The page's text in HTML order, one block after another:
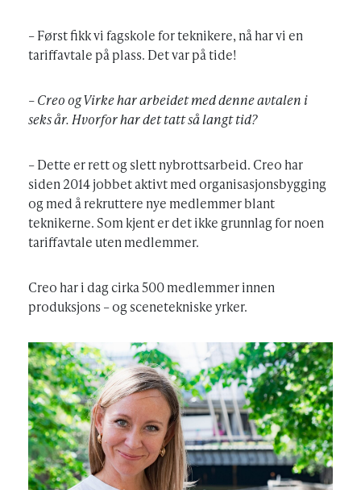
– Først fikk vi fagskole for teknikere, nå har vi en
tariffavtale på plass. Det var på tide!
– Creo og Virke har arbeidet med denne avtalen i
seks år. Hvorfor har det tatt så langt tid?
– Dette er rett og slett nybrottsarbeid. Creo har
siden 2014 jobbet aktivt med organisasjonsbygging
og med å rekruttere nye medlemmer blant
teknikerne. Som kjent er det ikke grunnlag for noen
tariffavtale uten medlemmer.
Creo har i dag cirka 500 medlemmer innen
produksjons – og scenetekniske yrker.